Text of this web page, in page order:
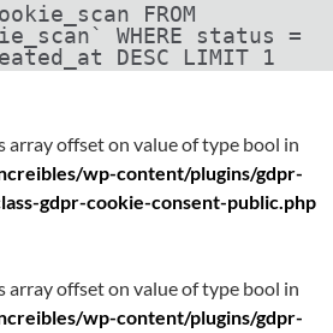
FROM
WHERE status =
DESC LIMIT 1
array offset on value of type bool in
wp-content/plugins/gdpr-
gdpr-cookie-consent-public.php
array offset on value of type bool in
wp-content/plugins/gdpr-